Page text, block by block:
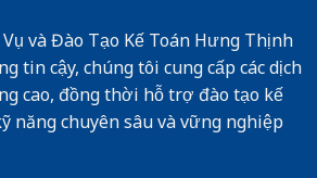
và Đào Tạo Kế Toán Hưng Thịnh
tin cậy, chúng tôi cung cấp các dịch
cao, đồng thời hỗ trợ đào tạo kế
năng chuyên sâu và vững nghiệp